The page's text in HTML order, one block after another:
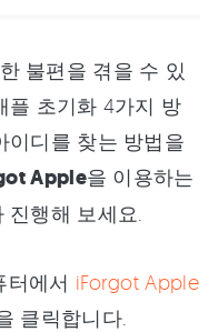
불편을 겪을 수 있
플 초기화 4가지 방
이디를 찾는 방법을
Apple을 이용하는
진행해 보세요.
터에서 iForgot Apple
클릭합니다.